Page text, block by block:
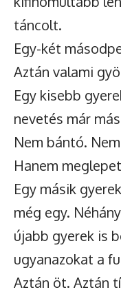
táncolt.
Egy-két
Aztán valami
Egy kisebb
nevetés már
Nem bántó.
Hanem
Egy másik
még egy.
újabb gyerek is
ugyanazokat a
Aztán öt. Aztán